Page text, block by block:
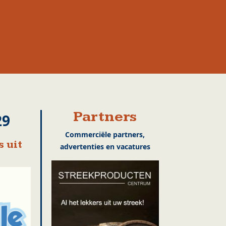
uit
Partners
Commerciële partners,
advertenties en vacatures